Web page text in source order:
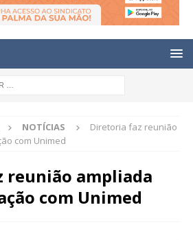
NOTÍCIAS
Diretoria faz reunião
com Unimed
reunião ampliada
com Unimed